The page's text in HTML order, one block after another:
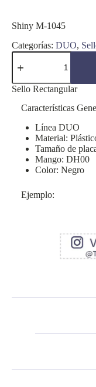
Shiny M-1045
Categorías: DUO,
Shiny
M-
cantidad
Sello Rectangular
Características
Línea DUO
Material:
Tamaño de
Mango: DH00
Color: Negro
Ejemplo: